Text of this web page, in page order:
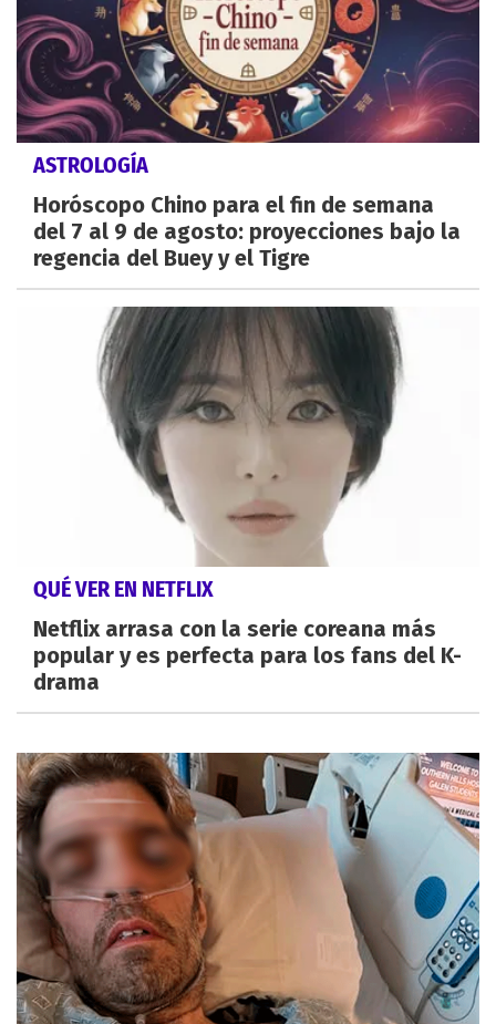
ASTROLOGÍA
Horóscopo Chino para el fin de semana
del 7 al 9 de agosto: proyecciones bajo la
regencia del Buey y el Tigre
QUÉ VER EN NETFLIX
Netflix arrasa con la serie coreana más
popular y es perfecta para los fans del K-
drama